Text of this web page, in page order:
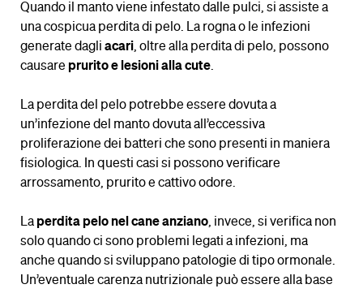
Quando il manto viene infestato dalle pulci, si assiste a
una cospicua perdita di pelo. La rogna o le infezioni
generate dagli acari, oltre alla perdita di pelo, possono
causare prurito e lesioni alla cute.
La perdita del pelo potrebbe essere dovuta a
un’infezione del manto dovuta all’eccessiva
proliferazione dei batteri che sono presenti in maniera
fisiologica. In questi casi si possono verificare
arrossamento, prurito e cattivo odore.
La perdita pelo nel cane anziano, invece, si verifica non
solo quando ci sono problemi legati a infezioni, ma
anche quando si sviluppano patologie di tipo ormonale.
Un’eventuale carenza nutrizionale può essere alla base